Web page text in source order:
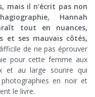
mais il n’écrit pas non
Hannah
tout en nuances,
et ses mauvais côtés,
de ne pas éprouver
pour cette femme aux
et au large sourire qui
en noir et
le livre.